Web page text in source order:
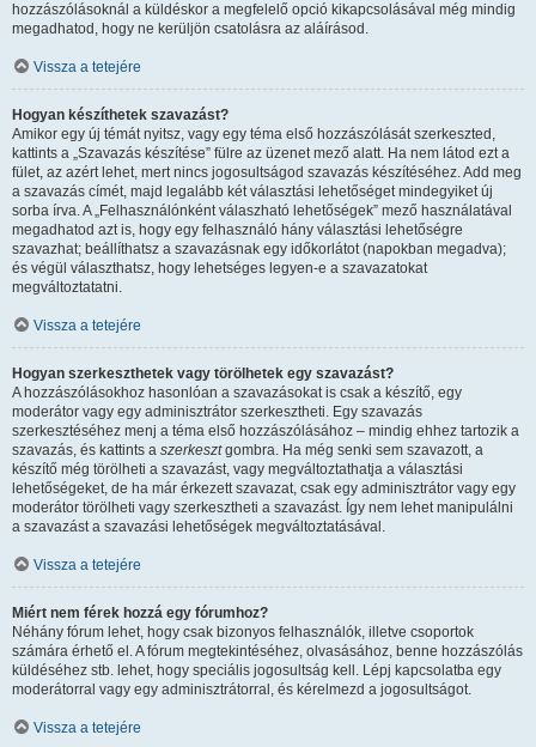
hozzászólásoknál a küldéskor a megfelelő opció kikapcsolásával még mindig
megadhatod, hogy ne kerüljön csatolásra az aláírásod.
Vissza a tetejére
Hogyan készíthetek szavazást?
Amikor egy új témát nyitsz, vagy egy téma első hozzászólását szerkeszted,
kattints a „Szavazás készítése” fülre az üzenet mező alatt. Ha nem látod ezt a
fület, az azért lehet, mert nincs jogosultságod szavazás készítéséhez. Add meg
a szavazás címét, majd legalább két választási lehetőséget mindegyiket új
sorba írva. A „Felhasználónként válaszható lehetőségek” mező használatával
megadhatod azt is, hogy egy felhasználó hány választási lehetőségre
szavazhat; beállíthatsz a szavazásnak egy időkorlátot (napokban megadva);
és végül választhatsz, hogy lehetséges legyen-e a szavazatokat
megváltoztatatni.
Vissza a tetejére
Hogyan szerkeszthetek vagy törölhetek egy szavazást?
A hozzászólásokhoz hasonlóan a szavazásokat is csak a készítő, egy
moderátor vagy egy adminisztrátor szerkesztheti. Egy szavazás
szerkesztéséhez menj a téma első hozzászólásához – mindig ehhez tartozik a
szavazás, és kattints a szerkesztgombra. Ha még senki sem szavazott, a
készítő még törölheti a szavazást, vagy megváltoztathatja a választási
lehetőségeket, de ha már érkezett szavazat, csak egy adminisztrátor vagy egy
moderátor törölheti vagy szerkesztheti a szavazást. Így nem lehet manipulálni
a szavazást a szavazási lehetőségek megváltoztatásával.
Vissza a tetejére
Miért nem férek hozzá egy fórumhoz?
Néhány fórum lehet, hogy csak bizonyos felhasználók, illetve csoportok
számára érhető el. A fórum megtekintéséhez, olvasásához, benne hozzászólás
küldéséhez stb. lehet, hogy speciális jogosultság kell. Lépj kapcsolatba egy
moderátorral vagy egy adminisztrátorral, és kérelmezd a jogosultságot.
Vissza a tetejére